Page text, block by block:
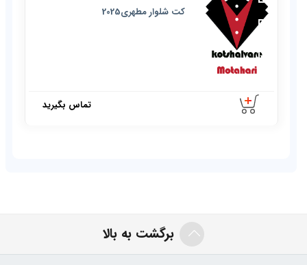
کت شلوار مطهری2025
تماس بگیرید
برگشت به بالا